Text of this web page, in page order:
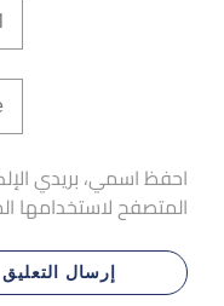
احفظ اسمي، بريدي
المتصفح لاستخدامها